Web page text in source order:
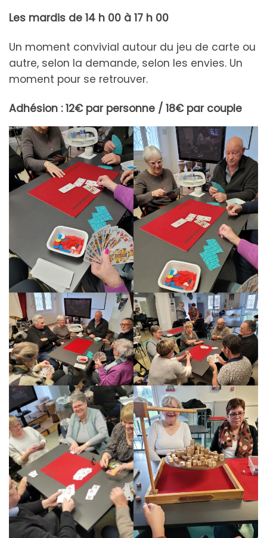
Les mardis de 14 h 00 à 17 h 00
Un moment convivial autour du jeu de carte ou
autre, selon la demande, selon les envies. Un
moment pour se retrouver.
Adhésion : 12€ par personne / 18€ par couple